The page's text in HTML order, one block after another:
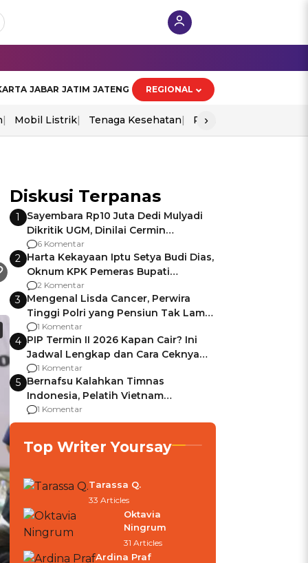
JABAR JATIM JATENG REGIONAL
Mobil Listrik Tenaga Kesehatan Perang As-Iran
›
Diskusi Terpanas
1
Sayembara Rp10 Juta Dedi Mulyadi
Dikritik UGM, Dinilai Cermin
Gagalnya Negara Jamin Keamanan
6 Komentar
2 Harta Kekayaan Iptu Setya Budi Dias,
Oknum KPK Pemeras Bupati
Pemalang
2 Komentar
3 Mengenal Lisda Cancer, Perwira
Tinggi Polri yang Pensiun Tak Lama
Usai Jadi Brigjen
1 Komentar
4 PIP Termin II 2026 Kapan Cair? Ini
Jadwal Lengkap dan Cara Ceknya
agar Dana Tidak Hangus!
1 Komentar
5 Bernafsu Kalahkan Timnas
Indonesia, Pelatih Vietnam
Berencana Pakai Jimat di Pakansari
1 Komentar
Top Writer Yoursay
Tarassa Q.
33 Articles
Oktavia
Ningrum
31 Articles
Ardina Praf